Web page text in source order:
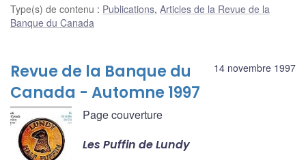
Type(s) de contenu : Publications, Articles de la Revue de la
Banque du Canada
14 novembre 1997
Revue de la Banque du
Canada - Automne 1997
Page couverture
Les Puffin de Lundy